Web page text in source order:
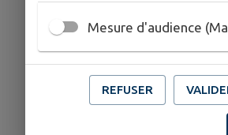
Mesure d'audience
REFUSER